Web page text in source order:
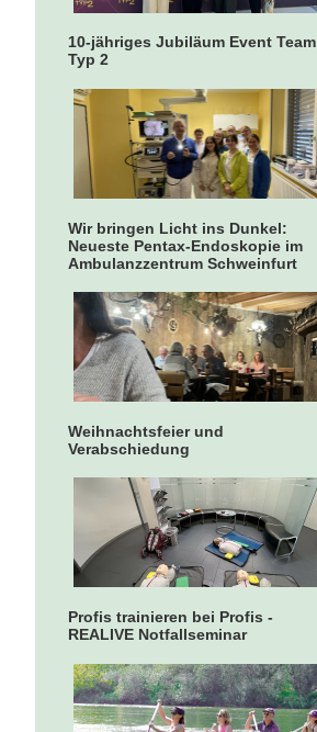
10-jähriges Jubiläum Event Team
Typ 2
Wir bringen Licht ins Dunkel:
Neueste Pentax-Endoskopie im
Ambulanzzentrum Schweinfurt
Weihnachtsfeier und
Verabschiedung
Profis trainieren bei Profis -
REALIVE Notfallseminar